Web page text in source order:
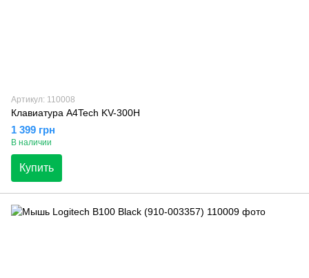
Артикул: 110008
Клавиатура A4Tech KV-300H
1 399 грн
В наличии
Купить